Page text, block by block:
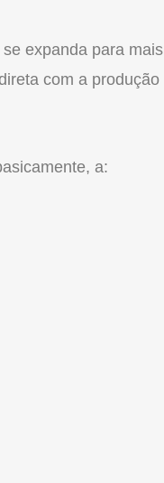
expanda para mais
com a produção
a: